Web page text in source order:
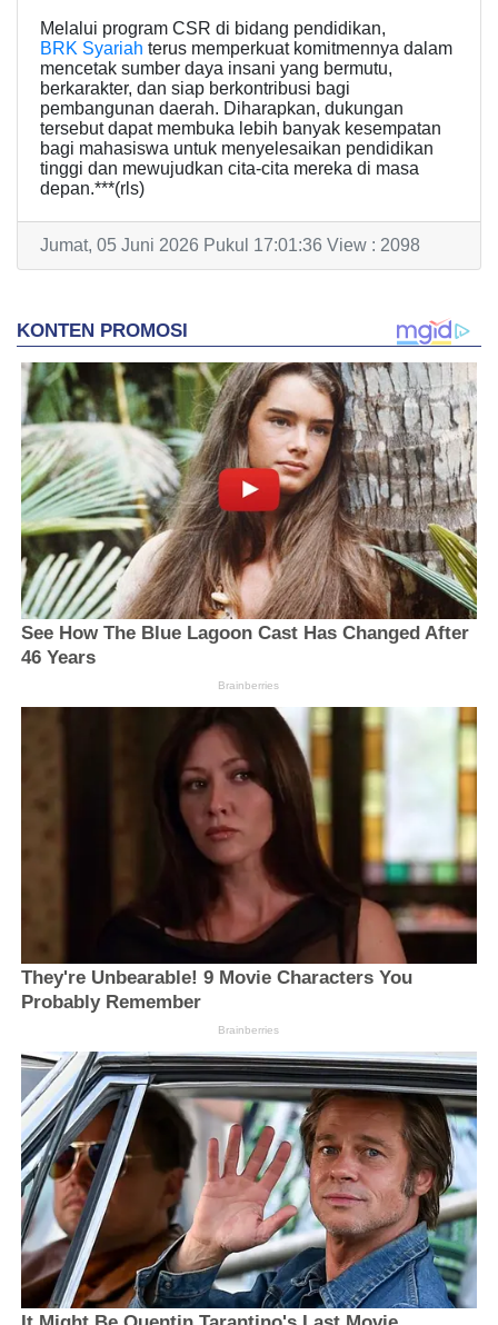
Melalui program CSR di bidang pendidikan,
BRK Syariah terus memperkuat komitmennya dalam
mencetak sumber daya insani yang bermutu,
berkarakter, dan siap berkontribusi bagi
pembangunan daerah. Diharapkan, dukungan
tersebut dapat membuka lebih banyak kesempatan
bagi mahasiswa untuk menyelesaikan pendidikan
tinggi dan mewujudkan cita-cita mereka di masa
depan.***(rls)
Jumat, 05 Juni 2026 Pukul 17:01:36 View : 2098